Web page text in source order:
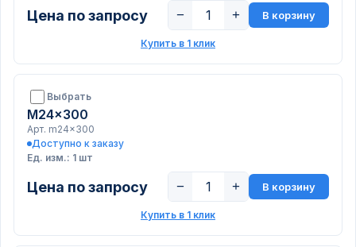
Цена по запросу − + В корзину
Купить в 1 клик
Выбрать
M24x300
Арт. m24x300
Доступно к заказу
Ед. изм.: 1 шт
Цена по запросу − + В корзину
Купить в 1 клик